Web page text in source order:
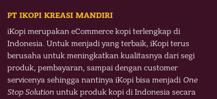
PT IKOPI KREASI MANDIRI
iKopi merupakan eCommerce kopi terlengkap di
Indonesia. Untuk menjadi yang terbaik, iKopi terus
berusaha untuk meningkatkan kualitasnya dari segi
produk, pembayaran, sampai dengan customer
servicenya sehingga nantinya iKopi bisa menjadi One
Stop Solution untuk produk kopi di Indonesia secara